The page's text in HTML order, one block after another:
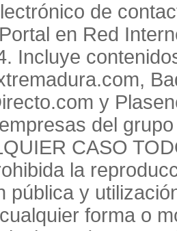
de
en Red
Incluye
y
empresas del
CASO
la
pública y
forma o